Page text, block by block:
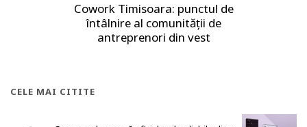
Cowork Timisoara: punctul de
întâlnire al comunității de
antreprenori din vest
CELE MAI CITITE